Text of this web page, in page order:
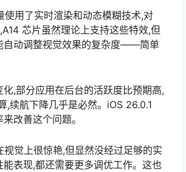
用了实时渲染和动态模糊技术,对
芯片虽然理论上支持这些特效,但
自动调整视觉效果的复杂度——简单
,部分应用在后台的活跃度比预期高,
续航下降几乎是必然。iOS 26.0.1
改善这个问题。
觉上很惊艳,但显然没经过足够的实
表现,都还需要更多调优工作。这也